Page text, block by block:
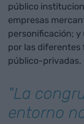
público
empresas
personificación;
por las diferentes
público-privadas.
"La
entorno